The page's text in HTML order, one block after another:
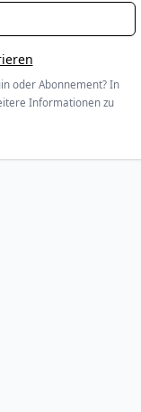
oder Abonnement? In
Informationen zu